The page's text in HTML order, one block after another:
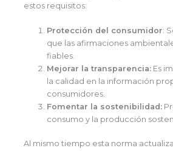
estos requisitos:
Protección del consumidor:
que las afirmaciones
fiables.
Mejorar la transparencia: Es
la calidad en la información
consumidores.
Fomentar la sostenibilidad:
consumo y la producción
Al mismo tiempo esta norma